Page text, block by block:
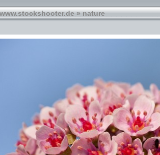
www.stockshooter.de»nature